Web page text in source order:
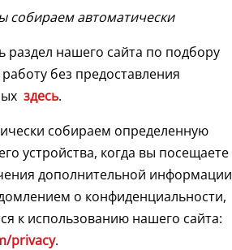
собираем автоматически
раздел нашего сайта по подбору
без предоставления
здесь.
собираем определенную
устройства, когда вы посещаете
дополнительной информации
о конфиденциальности,
к использованию нашего сайта:
privacy.